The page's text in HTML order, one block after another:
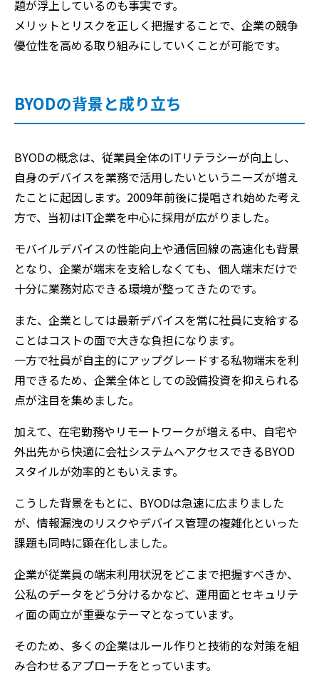
題が浮上しているのも事実です。
メリットとリスクを正しく把握することで、企業の競争
優位性を高める取り組みにしていくことが可能です。
BYODの背景と成り立ち
BYODの概念は、従業員全体のITリテラシーが向上し、
自身のデバイスを業務で活用したいというニーズが増え
たことに起因します。2009年前後に提唱され始めた考え
方で、当初はIT企業を中心に採用が広がりました。
モバイルデバイスの性能向上や通信回線の高速化も背景
となり、企業が端末を支給しなくても、個人端末だけで
十分に業務対応できる環境が整ってきたのです。
また、企業としては最新デバイスを常に社員に支給する
ことはコストの面で大きな負担になります。
一方で社員が自主的にアップグレードする私物端末を利
用できるため、企業全体としての設備投資を抑えられる
点が注目を集めました。
加えて、在宅勤務やリモートワークが増える中、自宅や
外出先から快適に会社システムへアクセスできるBYOD
スタイルが効率的ともいえます。
こうした背景をもとに、BYODは急速に広まりました
が、情報漏洩のリスクやデバイス管理の複雑化といった
課題も同時に顕在化しました。
企業が従業員の端末利用状況をどこまで把握すべきか、
公私のデータをどう分けるかなど、運用面とセキュリテ
ィ面の両立が重要なテーマとなっています。
そのため、多くの企業はルール作りと技術的な対策を組
み合わせるアプローチをとっています。